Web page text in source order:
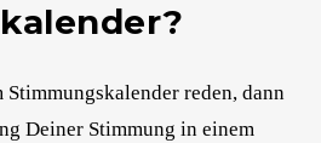
reden, dann
Deiner Stimmung in einem